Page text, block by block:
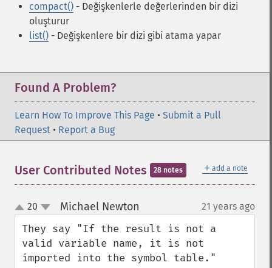
compact() - Değişkenlerle değerlerinden bir dizi
oluşturur
list() - Değişkenlere bir dizi gibi atama yapar
Found A Problem?
Learn How To Improve This Page • Submit a Pull
Request • Report a Bug
＋ add a note
User Contributed Notes 28 notes
up
down
20 Michael Newton 21 years ago
They say "If the result is not a
valid variable name, it is not
imported into the symbol table."